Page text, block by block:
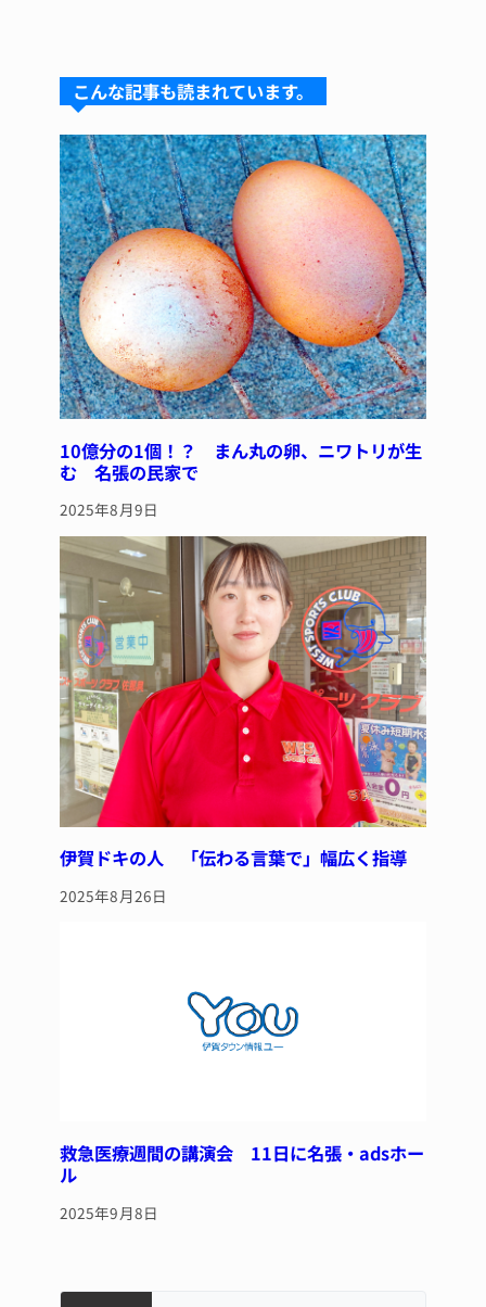
s
k
y
a
d
s
e
b
o
o
k
re
st
こんな記事も読まれています。
10億分の1個！？ まん丸の卵、ニワトリが生
む 名張の民家で
2025年8月9日
伊賀ドキの人 「伝わる言葉で」幅広く指導
2025年8月26日
救急医療週間の講演会 11日に名張・adsホー
ル
2025年9月8日